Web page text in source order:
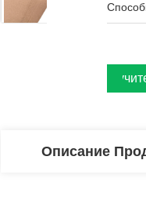
Описание